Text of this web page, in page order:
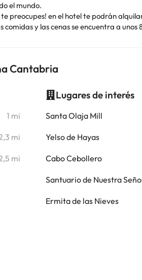
el mundo.
te preocupes! en el hotel te podrán
comidas y las cenas se encuentra a
Cantabria
1 mi
mi
mi
Lugares de interés
Santa Olaja Mill
Yelso de Hayas
Cabo Cebollero
Santuario de Nuestra
Ermita de las Nieves